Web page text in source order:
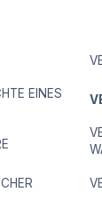
EINES